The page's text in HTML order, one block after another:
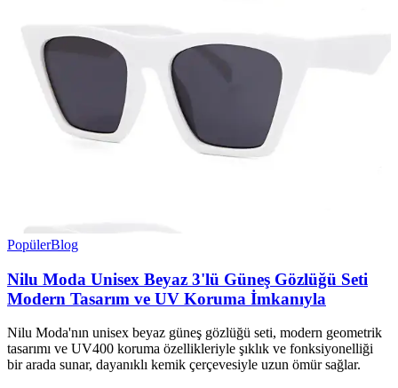
PopülerBlog
Nilu Moda Unisex Beyaz 3'lü Güneş Gözlüğü Seti
Modern Tasarım ve UV Koruma İmkanıyla
Nilu Moda'nın unisex beyaz güneş gözlüğü seti, modern geometrik
tasarımı ve UV400 koruma özellikleriyle şıklık ve fonksiyonelliği
bir arada sunar, dayanıklı kemik çerçevesiyle uzun ömür sağlar.